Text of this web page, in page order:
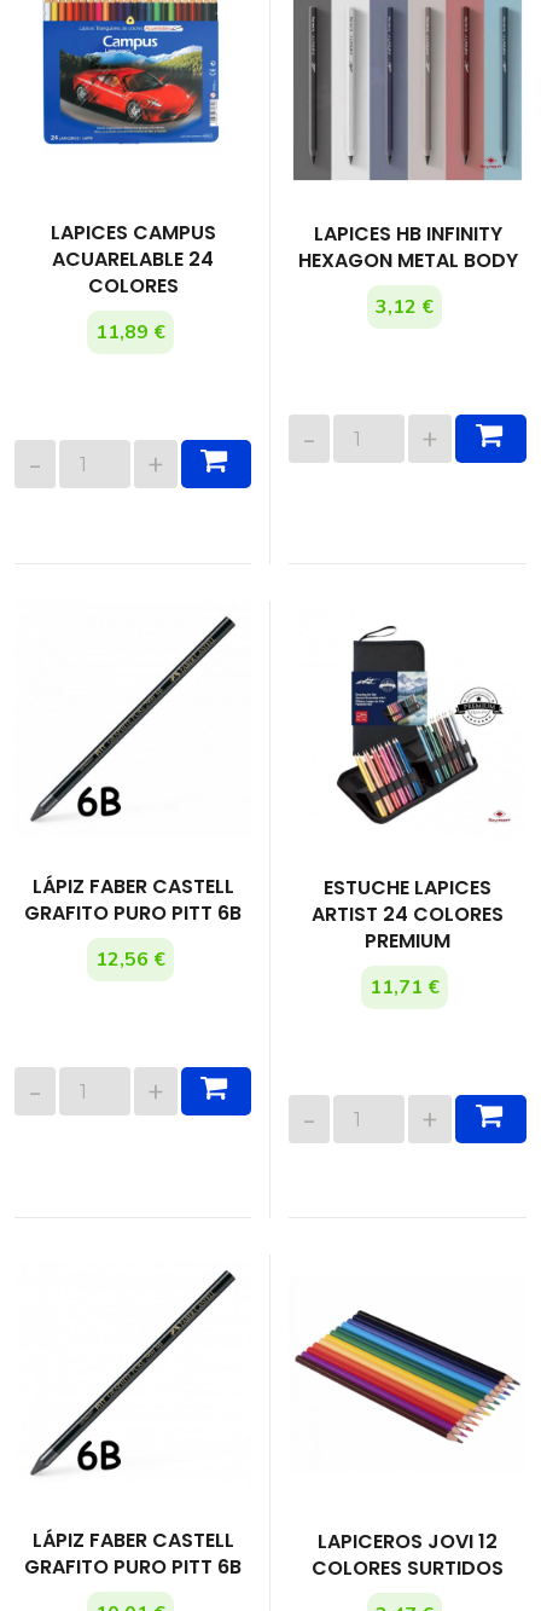
LAPICES CAMPUS
ACUARELABLE 24
COLORES
11,89 €
LAPICES HB INFINITY
HEXAGON METAL BODY
3,12 €
LÁPIZ FABER CASTELL
GRAFITO PURO PITT 6B
12,56 €
ESTUCHE LAPICES
ARTIST 24 COLORES
PREMIUM
11,71 €
LÁPIZ FABER CASTELL
GRAFITO PURO PITT 6B
LAPICEROS JOVI 12
COLORES SURTIDOS